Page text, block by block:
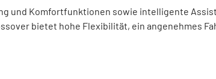
und Komfortfunktionen sowie intelligente
bietet hohe Flexibilität, ein angenehmes